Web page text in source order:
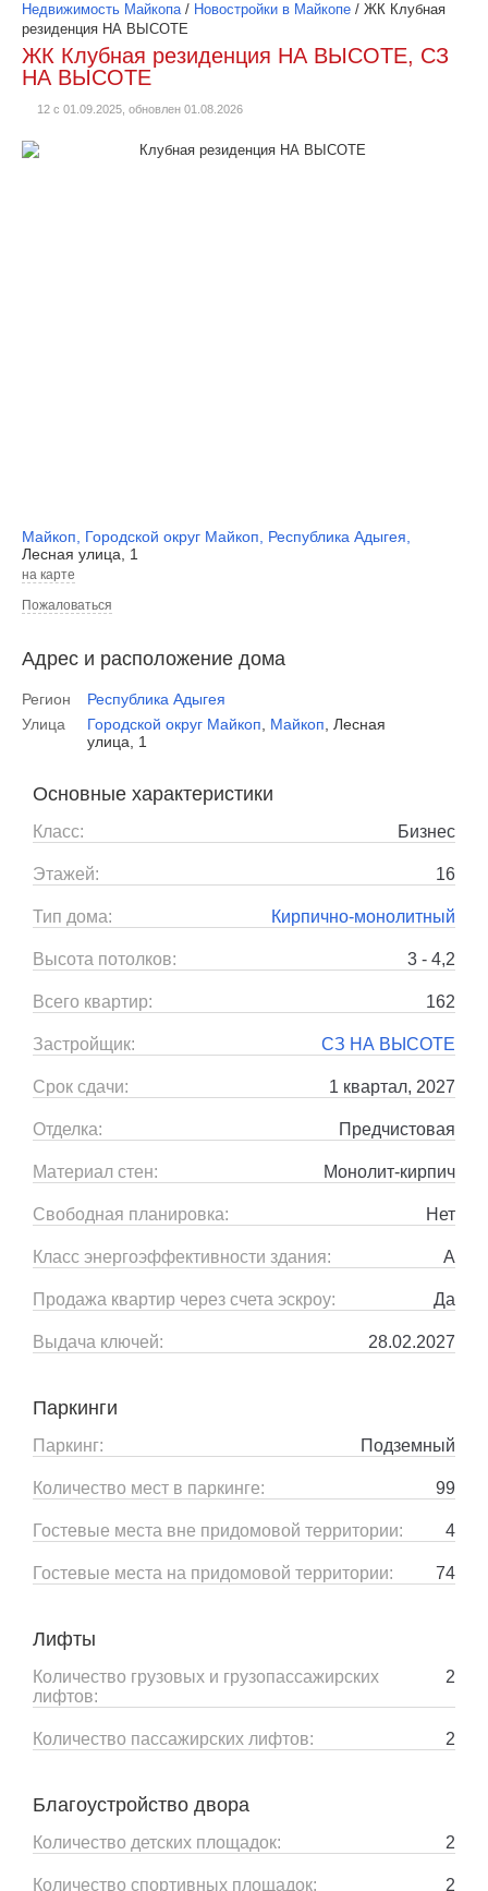
Недвижимость Майкопа/ Новостройки в Майкопе / ЖК Клубная
резиденция НА ВЫСОТЕ
ЖК Клубная резиденция НА ВЫСОТЕ, СЗ
НА ВЫСОТЕ
12 с 01.09.2025, обновлен 01.08.2026
Майкоп Городской округ Майкоп Республика Адыгея
Лесная улица, 1
на карте
Пожаловаться
Адрес и расположение дома
Регион
Республика Адыгея
Улица
Городской округ Майкоп Майкоп
Лесная
улица, 1
Основные характеристики
Класс: Бизнес
Этажей: 16
Тип дома: Кирпично-монолитный
Высота потолков: 3 - 4,2
Всего квартир: 162
Застройщик: СЗ НА ВЫСОТЕ
Срок сдачи: 1 квартал, 2027
Отделка: Предчистовая
Материал стен: Монолит-кирпич
Свободная планировка: Нет
Класс энергоэффективности здания: A
Продажа квартир через счета эскроу: Да
Выдача ключей: 28.02.2027
Паркинги
Паркинг: Подземный
Количество мест в паркинге: 99
Гостевые места вне придомовой территории: 4
Гостевые места на придомовой территории: 74
Лифты
Количество грузовых и грузопассажирских
лифтов:
2
Количество пассажирских лифтов: 2
Благоустройство двора
Количество детских площадок: 2
Количество спортивных площадок: 2